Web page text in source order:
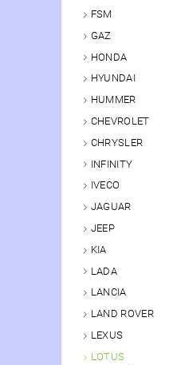
FSM
GAZ
HONDA
HYUNDAI
HUMMER
CHEVROLET
CHRYSLER
INFINITY
IVECO
JAGUAR
JEEP
KIA
LADA
LANCIA
LAND ROVER
LEXUS
LOTUS